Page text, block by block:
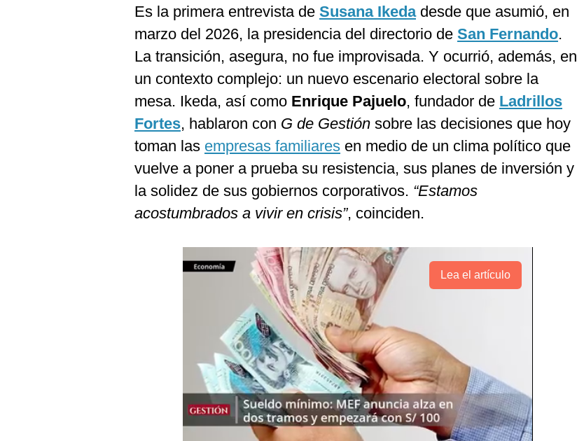
Es la primera entrevista de Susana Ikedadesde que asumió, en
marzo del 2026, la presidencia del directorio de San Fernando.
La transición, asegura, no fue improvisada. Y ocurrió, además, en
un contexto complejo: un nuevo escenario electoral sobre la
mesa. Ikeda, así como Enrique Pajuelo, fundador de Ladrillos
Fortes, hablaron con G de Gestión sobre las decisiones que hoy
toman las empresas familiares en medio de un clima político que
vuelve a poner a prueba su resistencia, sus planes de inversión y
la solidez de sus gobiernos corporativos. “Estamos
acostumbrados a vivir en crisis”, coinciden.
Lea el artículo